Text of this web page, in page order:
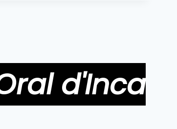
d'Inca